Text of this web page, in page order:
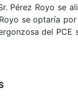
Pérez Royo
se optaría
del